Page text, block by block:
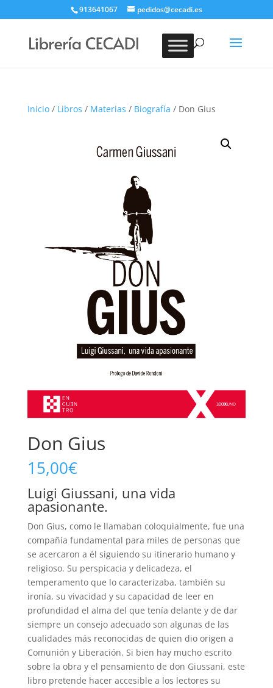
913641067 pedidos@cecadi.es
BUSCAR
Inicio/ Libros / Materias / Biografía / Don Gius
Don Gius
15,00€
Luigi Giussani, una vida
apasionante.
Don Gius, como le llamaban coloquialmente, fue una
compañía fundamental para miles de personas que
se acercaron a él siguiendo su itinerario humano y
religioso. Su perspicacia y delicadeza, el
temperamento que lo caracterizaba, también su
ironía, su vivacidad y su capacidad de leer en
profundidad el alma del que tenía delante y de dar
siempre un consejo adecuado son algunas de las
cualidades más reconocidas de quien dio origen a
Comunión y Liberación. Si bien hay mucho escrito
sobre la obra y el pensamiento de don Giussani, este
libro pretende hacer accesible a los lectores su